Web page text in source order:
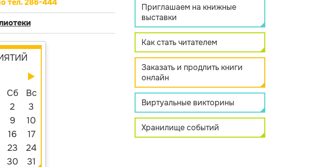
тел. 286-444
Сб
Вс
2
3
9
10
16
17
23
24
30 31
Приглашаем на книжные
выставки
Как стать читателем
Заказать и продлить книги
онлайн
Виртуальные викторины
Хранилище событий